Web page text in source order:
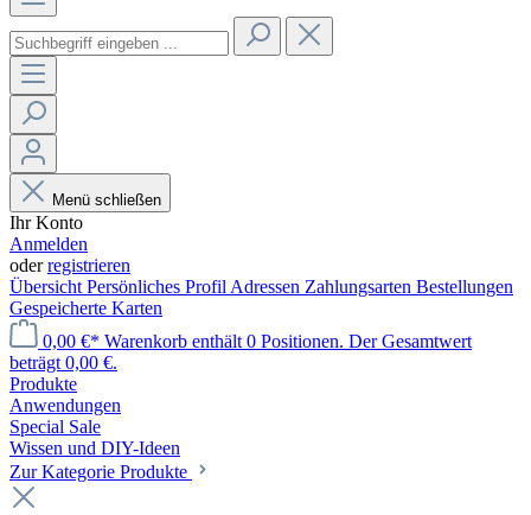
Menü schließen
Ihr Konto
Anmelden
oderregistrieren
Übersicht Persönliches Profil Adressen Zahlungsarten Bestellungen
Gespeicherte Karten
0,00 €* Warenkorb enthält 0 Positionen. Der Gesamtwert
beträgt 0,00 €.
Produkte
Anwendungen
Special Sale
Wissen und DIY-Ideen
Zur Kategorie Produkte